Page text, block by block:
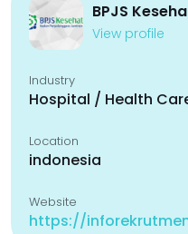
BPJS
View profile
Industry
Hospital / Health
Location
indonesia
Website
https://